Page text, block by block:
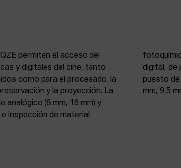
permiten el acceso del
y digitales del cine, tanto
como para el procesado, la
y la proyección. La
analógico (8 mm, 16 mm) y
inspección de material
de imagen y sonido
mm, 16 mm y 35 mm, de un
y de un atelier de proyección (8
mm, 9,5